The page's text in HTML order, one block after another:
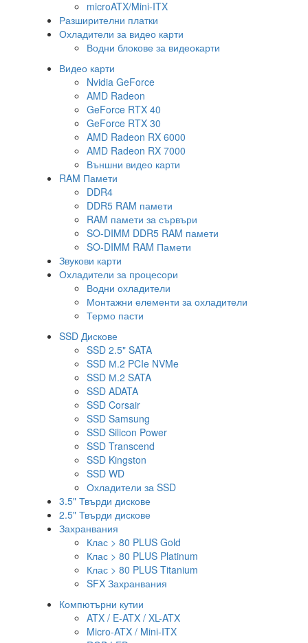
microATX/Mini-ITX
Разширителни платки
Охладители за видео карти
Водни блокове за видеокарти
Видео карти
Nvidia GeForce
AMD Radeon
GeForce RTX 40
GeForce RTX 30
AMD Radeon RX 6000
AMD Radeon RX 7000
Външни видео карти
RAM Памети
DDR4
DDR5 RAM памети
RAM памети за сървъри
SO-DIMM DDR5 RAM памети
SO-DIMM RAM Памети
Звукови карти
Охладители за процесори
Водни охладители
Монтажни елементи за охладители
Термо пасти
SSD Дискове
SSD 2.5" SATA
SSD М.2 PCIe NVMe
SSD М.2 SATA
SSD ADATA
SSD Corsair
SSD Samsung
SSD Silicon Power
SSD Transcend
SSD Kingston
SSD WD
Охладители за SSD
3.5" Твърди дискове
2.5" Твърди дискове
Захранвания
Клас > 80 PLUS Gold
Клас > 80 PLUS Platinum
Клас > 80 PLUS Titanium
SFX Захранвания
Компютърни кутии
ATX / E-ATX / XL-ATX
Micro-ATX / Mini-ITX